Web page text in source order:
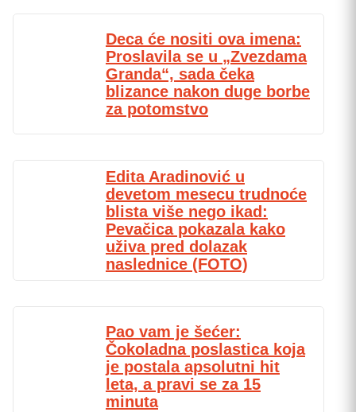
Deca će nositi ova imena:
Proslavila se u „Zvezdama
Granda“, sada čeka
blizance nakon duge borbe
za potomstvo
Edita Aradinović u
devetom mesecu trudnoće
blista više nego ikad:
Pevačica pokazala kako
uživa pred dolazak
naslednice (FOTO)
Pao vam je šećer:
Čokoladna poslastica koja
je postala apsolutni hit
leta, a pravi se za 15
minuta